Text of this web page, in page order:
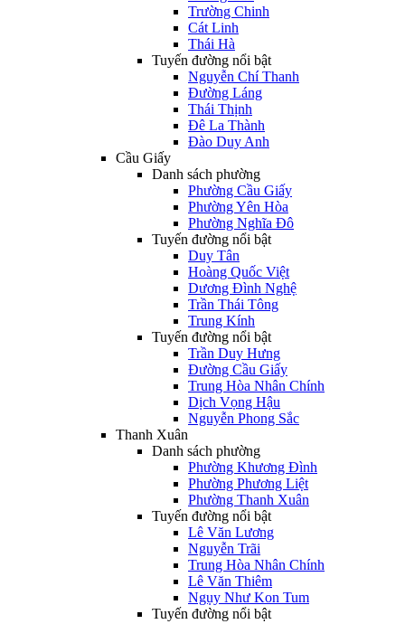
Trường Chinh
Cát Linh
Thái Hà
Tuyến đường nổi bật
Nguyễn Chí Thanh
Đường Láng
Thái Thịnh
Đê La Thành
Đào Duy Anh
Cầu Giấy
Danh sách phường
Phường Cầu Giấy
Phường Yên Hòa
Phường Nghĩa Đô
Tuyến đường nổi bật
Duy Tân
Hoàng Quốc Việt
Dương Đình Nghệ
Trần Thái Tông
Trung Kính
Tuyến đường nổi bật
Trần Duy Hưng
Đường Cầu Giấy
Trung Hòa Nhân Chính
Dịch Vọng Hậu
Nguyễn Phong Sắc
Thanh Xuân
Danh sách phường
Phường Khương Đình
Phường Phương Liệt
Phường Thanh Xuân
Tuyến đường nổi bật
Lê Văn Lương
Nguyễn Trãi
Trung Hòa Nhân Chính
Lê Văn Thiêm
Ngụy Như Kon Tum
Tuyến đường nổi bật